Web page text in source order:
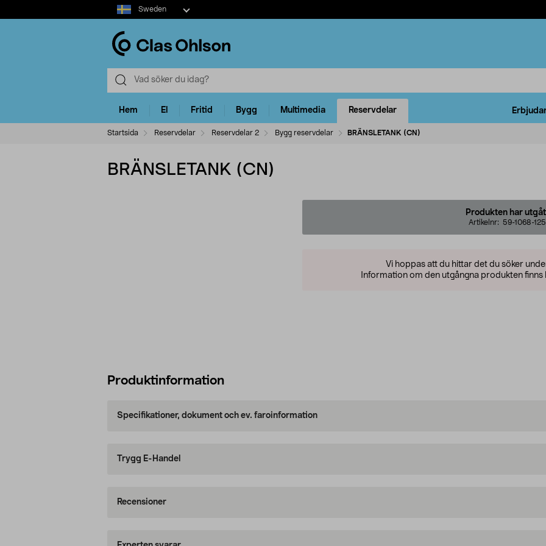
Select
market
Sweden
Hem El Fritid Bygg Multimedia Reservdelar
Startsida Reservdelar Reservdelar 2 Bygg reservdelar BRÄNSLETANK (CN)
BRÄNSLETANK (CN)
Produkten har
Artikelnr: 59-1068-125
Vi hoppas att du hittar det du söker
Information om den utgångna produkten finns
Produktinformation
Specifikationer, dokument och ev. faroinformation
Trygg E-Handel
Recensioner